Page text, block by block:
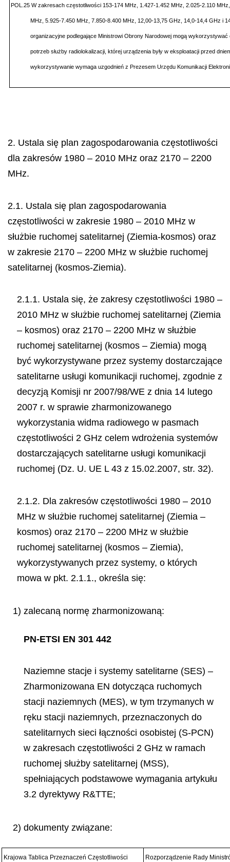
POL.25 W zakresach częstotliwości 153-174 MHz, 1.427-1.452 MHz, 2.025-2.110
MHz, 5.925-7.450 MHz, 7.850-8.400 MHz, 12,00-13,75 GHz, 14,0-14,4 GHz i
organizacyjne podlegające Ministrowi Obrony Narodowej mogą
potrzeb służby radiolokalizacji, której urządzenia były w eksploatacji przed
wykorzystywanie wymaga uzgodnień z Prezesem Urzędu Komunikacji
2. Ustala się plan zagospodarowania częstotliwości
dla zakresów 1980 – 2010 MHz oraz 2170 – 2200
MHz.
2.1. Ustala się plan zagospodarowania
częstotliwości w zakresie 1980 – 2010 MHz w
służbie ruchomej satelitarnej (Ziemia-kosmos) oraz
w zakresie 2170 – 2200 MHz w służbie ruchomej
satelitarnej (kosmos-Ziemia).
2.1.1. Ustala się, że zakresy częstotliwości 1980 –
2010 MHz w służbie ruchomej satelitarnej (Ziemia
– kosmos) oraz 2170 – 2200 MHz w służbie
ruchomej satelitarnej (kosmos – Ziemia) mogą
być wykorzystywane przez systemy dostarczające
satelitarne usługi komunikacji ruchomej, zgodnie z
decyzją Komisji nr 2007/98/WE z dnia 14 lutego
2007 r. w sprawie zharmonizowanego
wykorzystania widma radiowego w pasmach
częstotliwości 2 GHz celem wdrożenia systemów
dostarczających satelitarne usługi komunikacji
ruchomej (Dz. U. UE L 43 z 15.02.2007, str. 32).
2.1.2. Dla zakresów częstotliwości 1980 – 2010
MHz w służbie ruchomej satelitarnej (Ziemia –
kosmos) oraz 2170 – 2200 MHz w służbie
ruchomej satelitarnej (kosmos – Ziemia),
wykorzystywanych przez systemy, o których
mowa w pkt. 2.1.1., określa się:
1) zalecaną normę zharmonizowaną:
PN-ETSI EN 301 442
Naziemne stacje i systemy satelitarne (SES) –
Zharmonizowana EN dotycząca ruchomych
stacji naziemnych (MES), w tym trzymanych w
ręku stacji naziemnych, przeznaczonych do
satelitarnych sieci łączności osobistej (S-PCN)
w zakresach częstotliwości 2 GHz w ramach
ruchomej służby satelitarnej (MSS),
spełniających podstawowe wymagania artykułu
3.2 dyrektywy R&TTE;
2) dokumenty związane:
Krajowa Tablica Przeznaczeń Częstotliwości Rozporządzenie Rady